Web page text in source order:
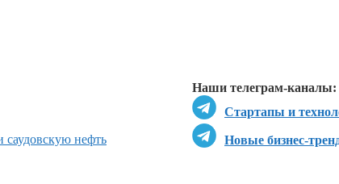
Наши телеграм-каналы:
Стартапы и
Новые бизнес-
нефть